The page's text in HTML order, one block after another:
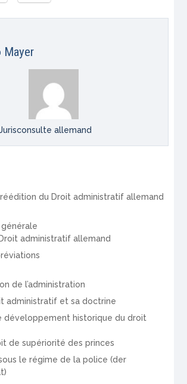
Mayer
allemand
du Droit administratif allemand
générale
administratif allemand
de l’administration
administratif et sa doctrine
développement historique du droit
de supériorité des princes
le régime de la police (der